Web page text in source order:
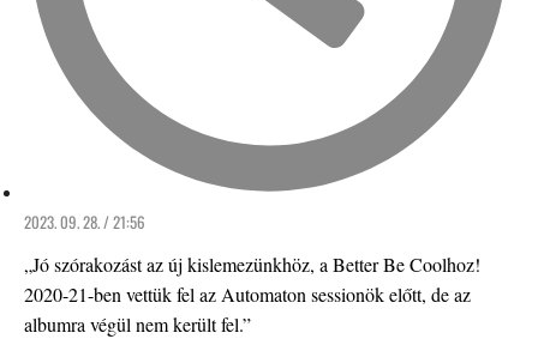
2023. 09. 28. / 21:56
„Jó szórakozást az új kislemezünkhöz, a Better Be Coolhoz!
2020-21-ben vettük fel az Automaton sessionök előtt, de az
albumra végül nem került fel.”